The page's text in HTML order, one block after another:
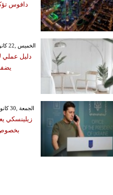
دافوس
GMT 18:46 2026 الخميس ,22 كانون الثاني / يناير
دليل عملي
GMT 09:47 2026 الجمعة ,30 كانون الثاني / يناير
زيلينسكي
بخصوص